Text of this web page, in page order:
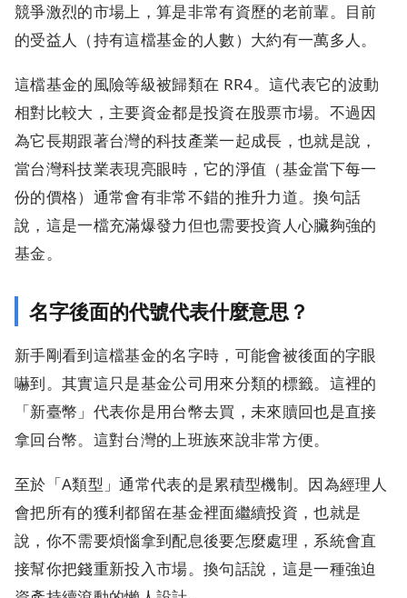
競爭激烈的市場上，算是非常有資歷的老前輩。目前
的受益人（持有這檔基金的人數）大約有一萬多人。
這檔基金的風險等級被歸類在 RR4。這代表它的波動
相對比較大，主要資金都是投資在股票市場。不過因
為它長期跟著台灣的科技產業一起成長，也就是說，
當台灣科技業表現亮眼時，它的淨值（基金當下每一
份的價格）通常會有非常不錯的推升力道。換句話
說，這是一檔充滿爆發力但也需要投資人心臟夠強的
基金。
名字後面的代號代表什麼意思？
新手剛看到這檔基金的名字時，可能會被後面的字眼
嚇到。其實這只是基金公司用來分類的標籤。這裡的
「新臺幣」代表你是用台幣去買，未來贖回也是直接
拿回台幣。這對台灣的上班族來說非常方便。
至於「A類型」通常代表的是累積型機制。因為經理人
會把所有的獲利都留在基金裡面繼續投資，也就是
說，你不需要煩惱拿到配息後要怎麼處理，系統會直
接幫你把錢重新投入市場。換句話說，這是一種強迫